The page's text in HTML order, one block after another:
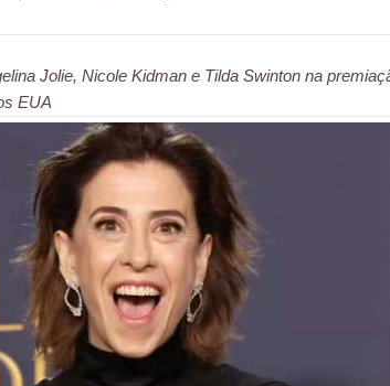
Jolie, Nicole Kidman e Tilda Swinton na
EUA